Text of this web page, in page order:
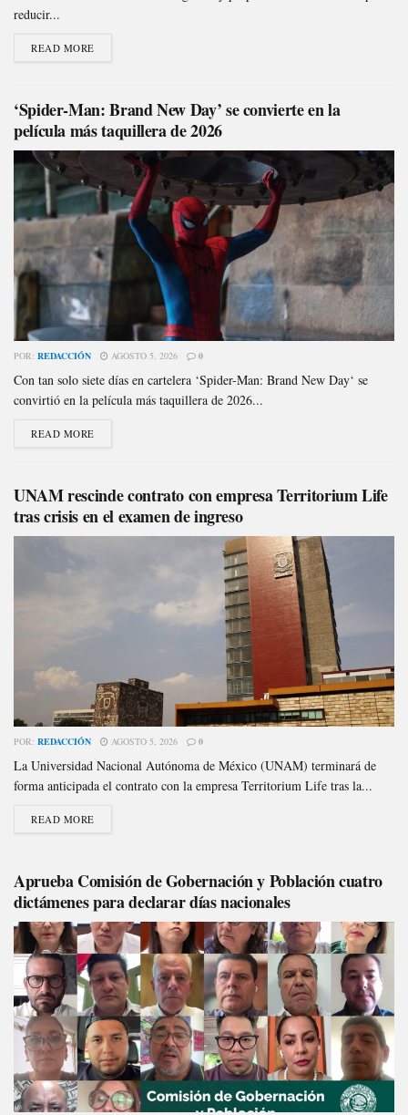
reducir...
READ MORE
‘Spider-Man: Brand New Day’ se convierte en la
película más taquillera de 2026
POR: REDACCIÓN AGOSTO 5, 2026 0
Con tan solo siete días en cartelera ‘Spider-Man: Brand New Day‘ se
convirtió en la película más taquillera de 2026...
READ MORE
UNAM rescinde contrato con empresa Territorium Life
tras crisis en el examen de ingreso
POR: REDACCIÓN AGOSTO 5, 2026 0
La Universidad Nacional Autónoma de México (UNAM) terminará de
forma anticipada el contrato con la empresa Territorium Life tras la...
READ MORE
Aprueba Comisión de Gobernación y Población cuatro
dictámenes para declarar días nacionales